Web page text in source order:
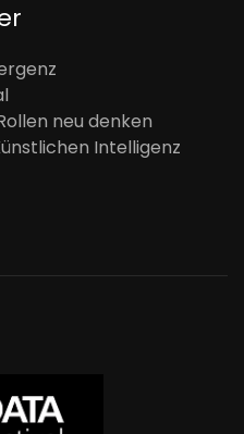
neu denken
Intelligenz